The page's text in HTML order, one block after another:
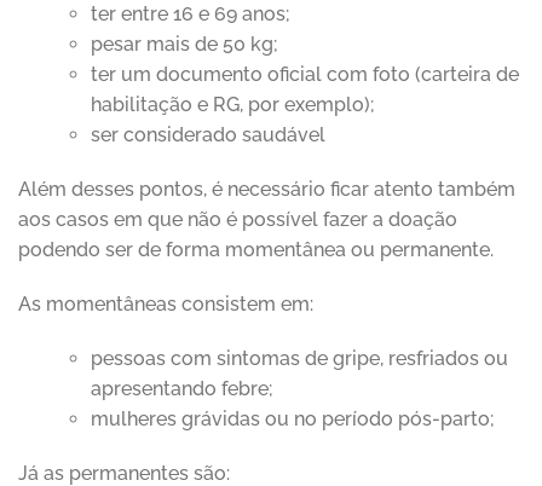
ter entre 16 e 69 anos;
pesar mais de 50 kg;
ter um documento oficial com foto (carteira de
habilitação e RG, por exemplo);
ser considerado saudável
Além desses pontos, é necessário ficar atento também
aos casos em que não é possível fazer a doação
podendo ser de forma momentânea ou permanente.
As momentâneas consistem em:
pessoas com sintomas de gripe, resfriados ou
apresentando febre;
mulheres grávidas ou no período pós-parto;
Já as permanentes são: